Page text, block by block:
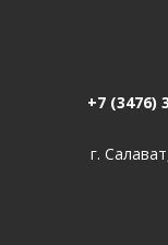
+7 (3476)
г.